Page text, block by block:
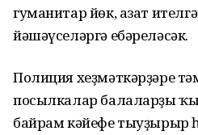
гуманитар йөк, азат
йәшәүселәргә ебәреләсәк.
Полиция хеҙмәткәрҙәре
посылкалар балаларҙы
байрам кәйефе